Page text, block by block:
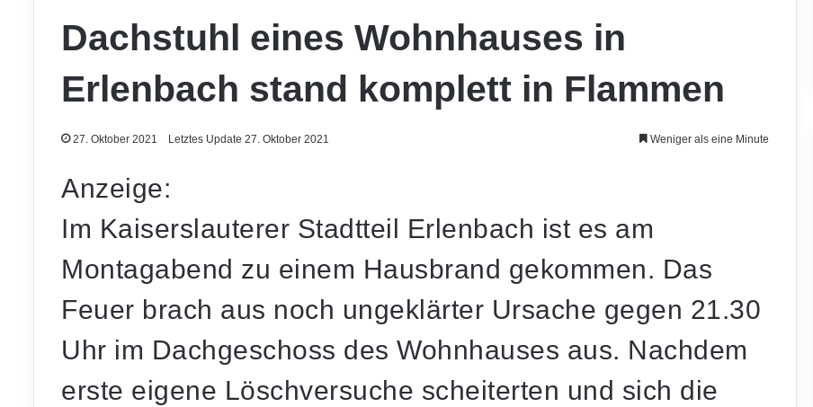
Dachstuhl eines Wohnhauses in
Erlenbach stand komplett in Flammen
27. Oktober 2021 Letztes Update 27. Oktober 2021 Weniger als eine Minute
Anzeige:
Im Kaiserslauterer Stadtteil Erlenbach ist es am
Montagabend zu einem Hausbrand gekommen. Das
Feuer brach aus noch ungeklärter Ursache gegen 21.30
Uhr im Dachgeschoss des Wohnhauses aus. Nachdem
erste eigene Löschversuche scheiterten und sich die